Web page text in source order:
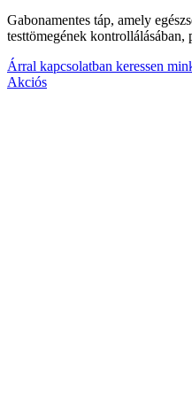
Gabonamentes táp, amely
testtömegének
Árral kapcsolatban keressen
Akciós